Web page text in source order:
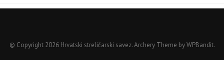
© Copyright 2026 Hrvatski streličarski savez.Archery Theme byWPBandit.